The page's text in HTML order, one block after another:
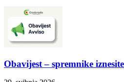
Obavijest – spremnike